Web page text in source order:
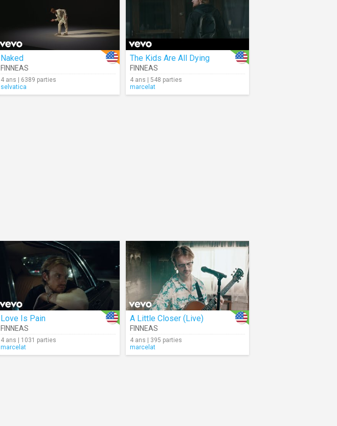
Naked
FINNEAS
4 ans | 6389 parties
selvatica
The Kids Are All Dying
FINNEAS
4 ans | 548 parties
marcelat
Love Is Pain
FINNEAS
4 ans | 1031 parties
marcelat
A Little Closer (Live)
FINNEAS
4 ans | 395 parties
marcelat